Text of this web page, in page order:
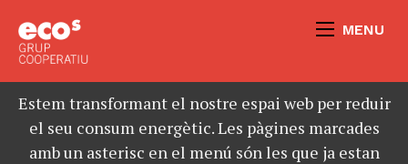
MENU
Estem transformant el nostre espai web per reduir
el seu consum energètic. Les pàgines marcades
amb un asterisc en el menú són les que ja estan